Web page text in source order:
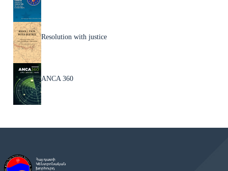
Resolution with justice
ANCA 360